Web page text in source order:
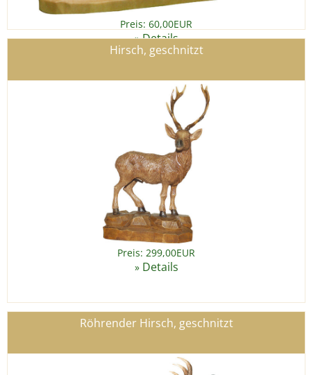
Preis: 60,00EUR
»Details
Hirsch, geschnitzt
Preis: 299,00EUR
» Details
Röhrender Hirsch, geschnitzt